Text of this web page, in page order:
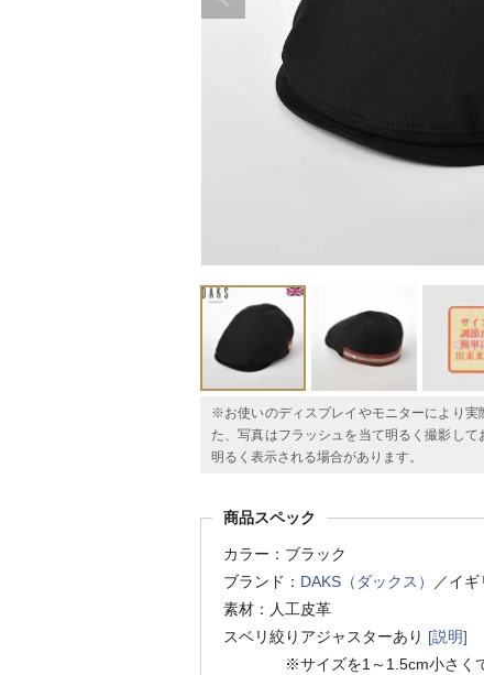
※お使いのディスプレイやモニターにより実
た、写真はフラッシュを当て明るく撮影し
明るく表示される場合があります。
商品スペック
カラー：ブラック
ブランド： DAKS（ダックス）
／イギ
素材：人工皮革
スベリ絞りアジャスターあり [説明]
※サイズを1～1.5cm小さくで